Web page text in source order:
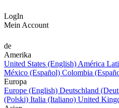
LogIn
Mein Account
de
Amerika
United States (English) América
México (Español) Colombia
Europa
Europe (English) Deutschland
(Polski) Italia (Italiano) United